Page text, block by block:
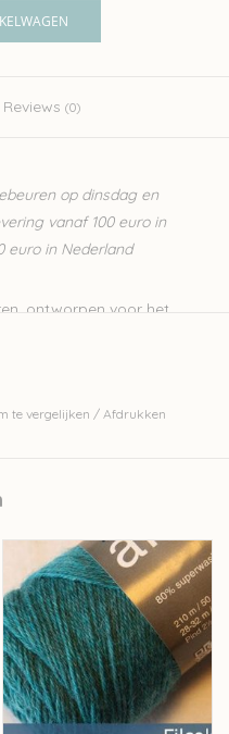
Reviews (0)
op dinsdag en
vanaf 100 euro in
euro in Nederland
ontworpen voor het
voor 10cm
van de werkelijke kleur.
te vergelijken / Afdrukken